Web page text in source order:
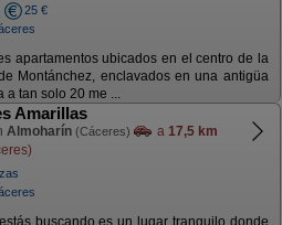
25 €
apartamentos ubicados en el centro de la
Montánchez, enclavados en una antigüa
a tan solo 20 me ...
Amarillas
Almoharín (Cáceres) a 17,5 km
buscando es un lugar tranquilo donde